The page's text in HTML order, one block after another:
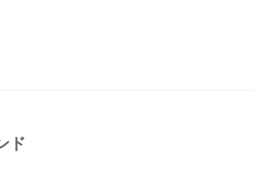
ド